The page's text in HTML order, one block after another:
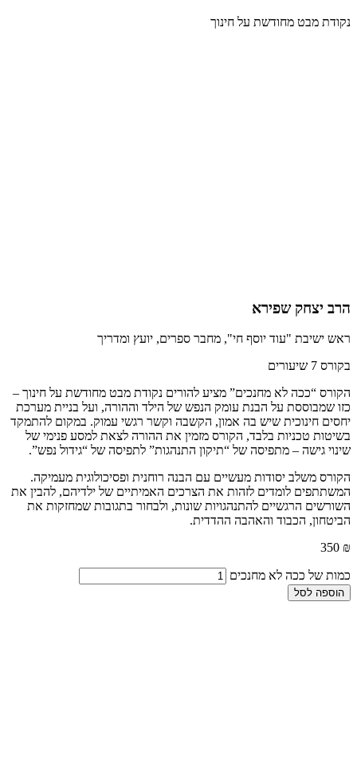
נקודת מבט מחודשת על חינוך
הרב יצחק שפירא
ראש ישיבת "עוד יוסף חי", מחבר ספרים, יועץ ומדריך
בקורס 7 שיעורים
הקורס “ככה לא מחנכים” מציע להורים נקודת מבט מחודשת על חינוך –
כזו שמבוססת על הבנת עומק הנפש של הילד וההורה, ועל בניית מערכת
יחסים חינוכית שיש בה אמון, הקשבה וקשר רגשי עמוק. במקום להתמקד
בשיטות טכניות בלבד, הקורס מזמין את ההורה לצאת למסע פנימי של
שינוי גישה – מתפיסה של “תיקון התנהגות” לתפיסה של “גידול נפש”.
הקורס משלב יסודות מעשיים עם הבנה רוחנית ופסיכולוגית מעמיקה.
המשתתפים לומדים לזהות את הצרכים האמיתיים של ילדיהם, להבין את
השורשים הרגשיים להתנהגויות שונות, ולבחור בתגובות שמחזקות את
הביטחון, הכבוד והאהבה ההדדית.
350 ₪
כמות של ככה לא מחנכים
הוספה לסל